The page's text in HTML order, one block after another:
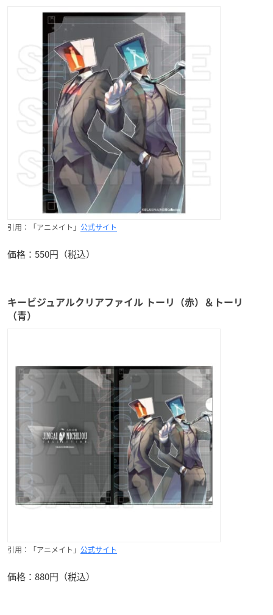
引用：「アニメイト」 公式サイト
価格：550円（税込）
キービジュアルクリアファイル トーリ（赤）＆トーリ
（青）
引用：「アニメイト」 公式サイト
価格：880円（税込）